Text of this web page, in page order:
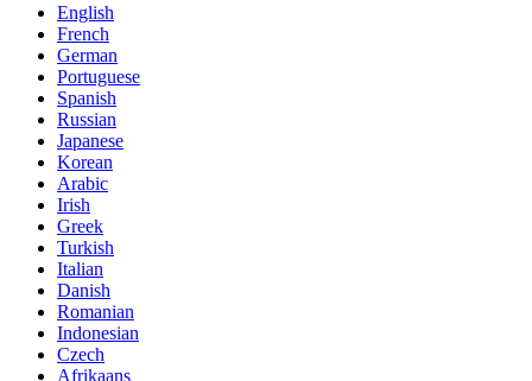
English
French
German
Portuguese
Spanish
Russian
Japanese
Korean
Arabic
Irish
Greek
Turkish
Italian
Danish
Romanian
Indonesian
Czech
Afrikaans